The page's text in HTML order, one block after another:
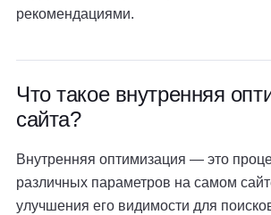
рекомендациями.
Что такое внутренняя
сайта?
Внутренняя оптимизация — это
различных параметров на самом
улучшения его видимости для